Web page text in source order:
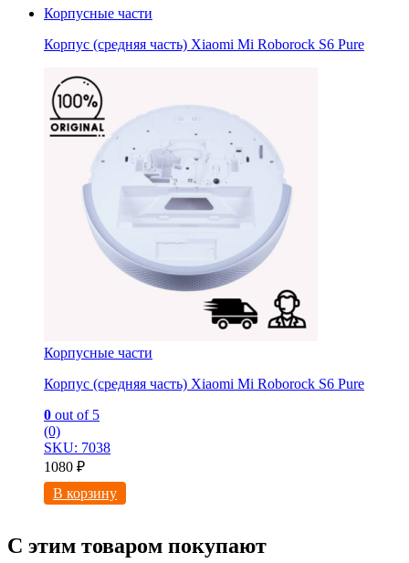
Корпусные части
Корпус (средняя часть) Xiaomi Mi Roborock S6 Pure
Корпусные части
Корпус (средняя часть) Xiaomi Mi Roborock S6 Pure
0 out of 5
(0)
SKU: 7038
1080 ₽
В корзину
С этим товаром покупают